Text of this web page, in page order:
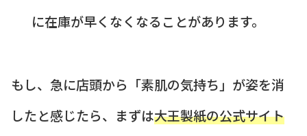
に在庫が早くなくなることがあります。
もし、急に店頭から「素肌の気持ち」が姿を消
したと感じたら、まずは大王製紙の公式サイト